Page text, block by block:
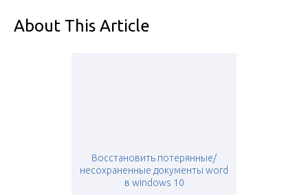
About This Article
Восстановить потерянные/
несохраненные документы word
в windows 10